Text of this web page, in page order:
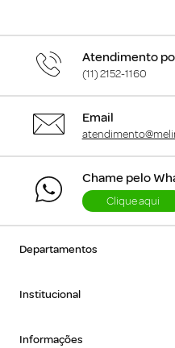
Atendimento
(11) 2152-1160
Email
Chame pelo
Clique aqui
Departamentos
Institucional
Informações